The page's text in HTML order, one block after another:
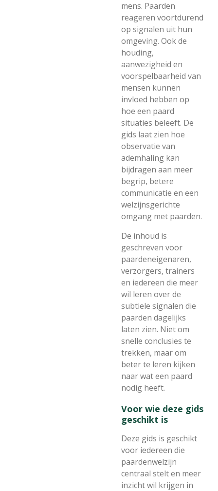
mens. Paarden
reageren voortdurend
op signalen uit hun
omgeving. Ook de
houding,
aanwezigheid en
voorspelbaarheid van
mensen kunnen
invloed hebben op
hoe een paard
situaties beleeft. De
gids laat zien hoe
observatie van
ademhaling kan
bijdragen aan meer
begrip, betere
communicatie en een
welzijnsgerichte
omgang met paarden.
De inhoud is
geschreven voor
paardeneigenaren,
verzorgers, trainers
en iedereen die meer
wil leren over de
subtiele signalen die
paarden dagelijks
laten zien. Niet om
snelle conclusies te
trekken, maar om
beter te leren kijken
naar wat een paard
nodig heeft.
Voor wie deze gids
geschikt is
Deze gids is geschikt
voor iedereen die
paardenwelzijn
centraal stelt en meer
inzicht wil krijgen in